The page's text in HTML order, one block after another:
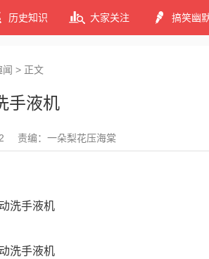
历史知识 大家关注 搞笑幽
闻 > 正文
手液机
责编：一朵梨花压海棠